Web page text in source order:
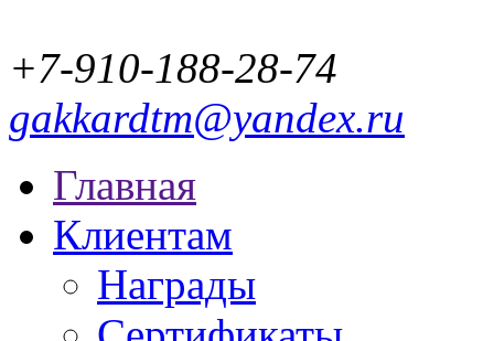
+7-910-188-28-74
gakkardtm@yandex.ru
Главная
Клиентам
Награды